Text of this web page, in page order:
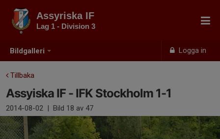
Bildgalleri Logga in
Assyriska IF
Lag 1 - Division 3
Tillbaka
Assyiska IF - IFK Stockholm 1-1
2014-08-02 | Bild 18 av 47